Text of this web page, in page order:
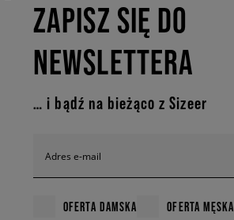
ZAPISZ SIĘ DO
NEWSLETTERA
… i bądź na bieżąco z Sizeer
Adres e-mail
OFERTA DAMSKA OFERTA MĘSKA